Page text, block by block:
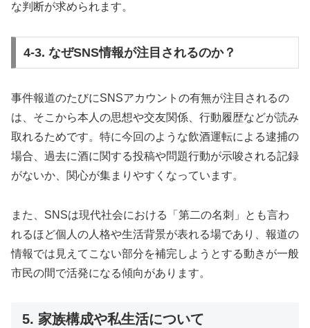
な判断が求められます。
4-3. なぜSNS情報が注目されるのか？
事件報道のたびにSNSアカウントの有無が注目されるの
は、そこから本人の思想や交友関係、行動履歴などが読み
取れるためです。特に今回のような飲酒運転による逮捕の
場合、過去に酒に関する投稿や問題行動が示唆される記録
がないか、関心が集まりやすくなっています。
また、SNSは現代社会における「第二の名刺」とも言わ
れるほど個人の人格や生活背景が表れる場であり、報道の
情報では見えてこない部分を補完しようとする動きが一般
市民の間で活発になる傾向があります。
5. 家族構成や私生活について